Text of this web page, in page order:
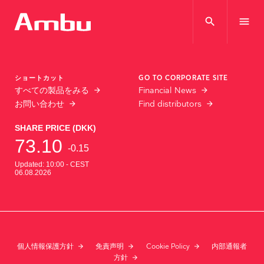
search menu
ショートカット
すべての製品をみる
お問い合わせ
GO TO CORPORATE SITE
Financial News
Find distributors
個人情報保護方針 免責声明 Cookie Policy
内部通報者
方針